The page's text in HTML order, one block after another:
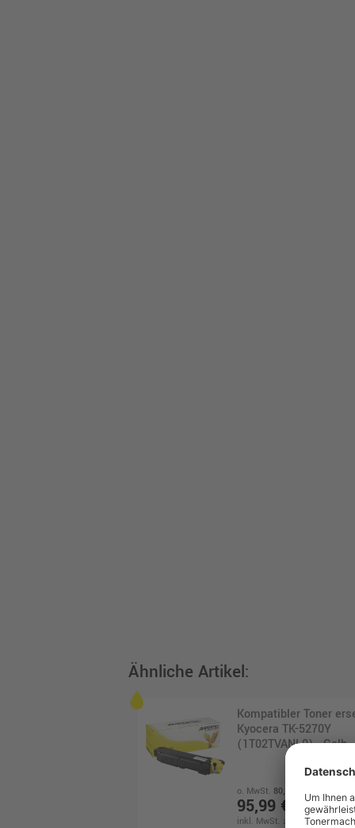
Ähnliche Artikel:
Kompatibler Toner
Kyocera TK-5270Y
(1T02TVANL0) · Gelb
o. MwSt. 80,66 €
95,99 €
inkl. MwSt. zzgl. Versand